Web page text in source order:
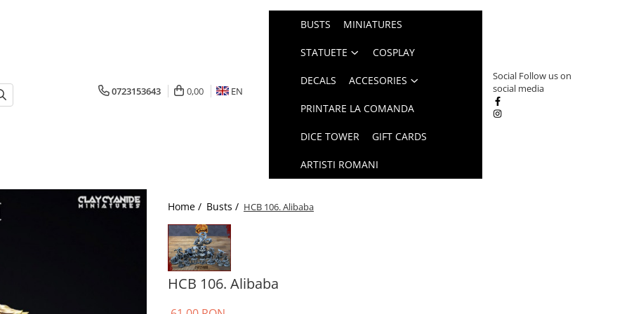
0723153643 0,00 EN
BUSTS MINIATURES
STATUETE COSPLAY
DECALS ACCESORIES
PRINTARE LA COMANDA
DICE TOWER GIFT CARDS
ARTISTI ROMANI
Social Follow us on
social media
Home / Busts / HCB 106. Alibaba
HCB 106. Alibaba